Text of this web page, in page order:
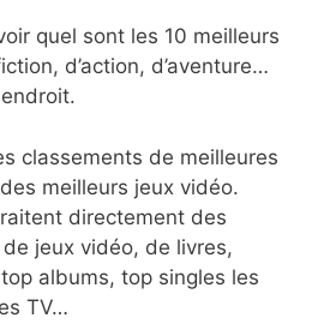
quel sont les 10 meilleurs
d’action, d’aventure…
classements de meilleures
meilleurs jeux vidéo.
directement des
jeux vidéo, de livres,
albums, top singles les
TV…